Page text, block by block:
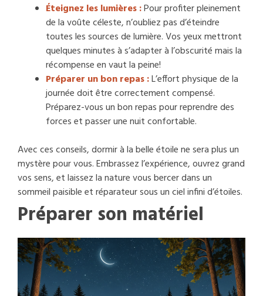
Éteignez les lumières :Pour profiter pleinement
de la voûte céleste, n’oubliez pas d’éteindre
toutes les sources de lumière. Vos yeux mettront
quelques minutes à s’adapter à l’obscurité mais la
récompense en vaut la peine!
Préparer un bon repas :L’effort physique de la
journée doit être correctement compensé.
Préparez-vous un bon repas pour reprendre des
forces et passer une nuit confortable.
Avec ces conseils, dormir à la belle étoile ne sera plus un
mystère pour vous. Embrassez l’expérience, ouvrez grand
vos sens, et laissez la nature vous bercer dans un
sommeil paisible et réparateur sous un ciel infini d’étoiles.
Préparer son matériel